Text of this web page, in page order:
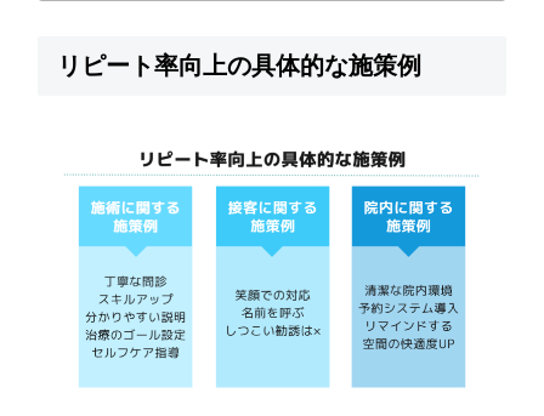
リピート率向上の具体的な施策例